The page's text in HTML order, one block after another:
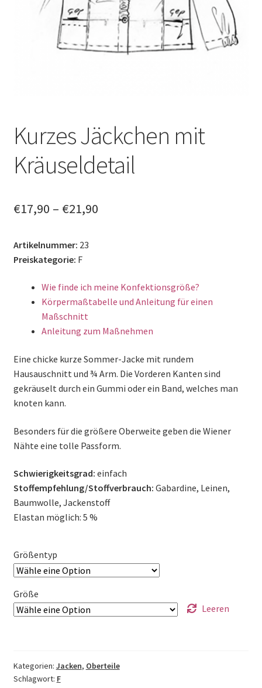
Datenschutzerklärung
Kurzes Jäckchen mit
Kräuseldetail
€17,90 – €21,90
Artikelnummer: 23
Preiskategorie: F
Wie finde ich meine Konfektionsgröße?
Körpermaßtabelle und Anleitung für einen
Maßschnitt
Anleitung zum Maßnehmen
Eine chicke kurze Sommer-Jacke mit rundem
Hausauschnitt und ¾ Arm. Die Vorderen Kanten sind
gekräuselt durch ein Gummi oder ein Band, welches man
knoten kann.
Besonders für die größere Oberweite geben die Wiener
Nähte eine tolle Passform.
Schwierigkeitsgrad: einfach
Stoffempfehlung/Stoffverbrauch: Gabardine, Leinen,
Baumwolle, Jackenstoff
Elastan möglich: 5 %
Größentyp
Größe
Leeren
Kategorien: Jacken, Oberteile
Schlagwort: F